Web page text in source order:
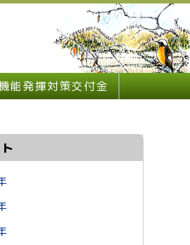
能発揮対策交付金